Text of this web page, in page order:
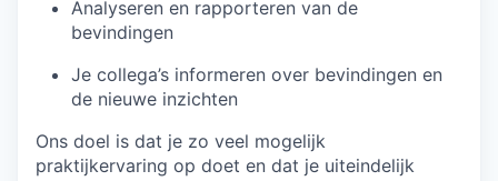
Analyseren en rapporteren van de
bevindingen
Je collega’s informeren over bevindingen en
de nieuwe inzichten
Ons doel is dat je zo veel mogelijk
praktijkervaring op doet en dat je uiteindelijk